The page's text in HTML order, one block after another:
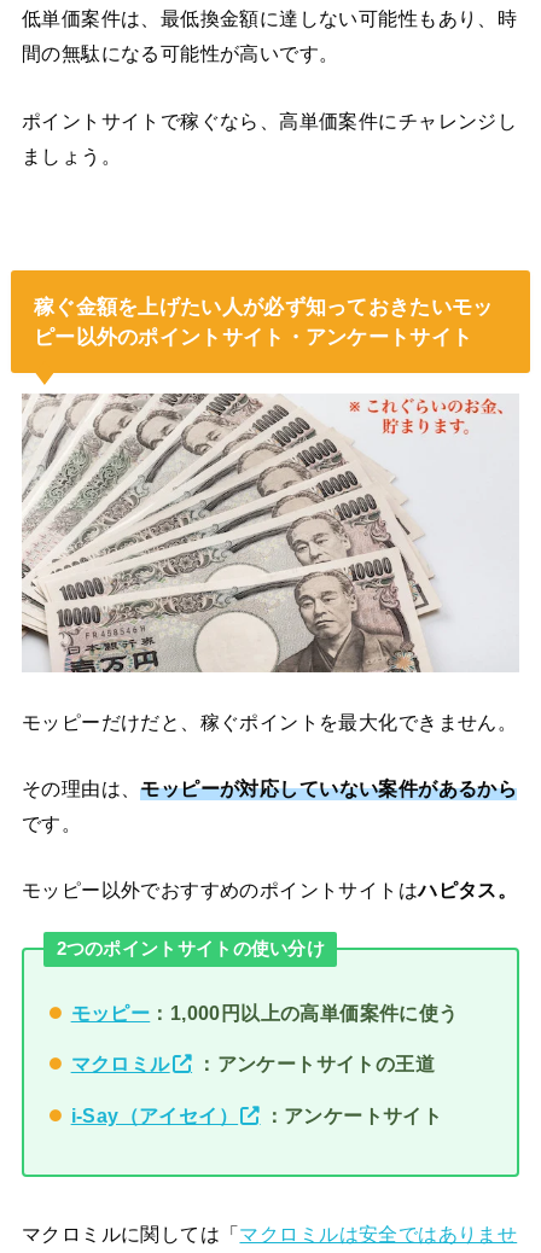
低単価案件は、最低換金額に達しない可能性もあり、時
間の無駄になる可能性が高いです。
ポイントサイトで稼ぐなら、高単価案件にチャレンジし
ましょう。
稼ぐ金額を上げたい人が必ず知っておきたいモッ
ピー以外のポイントサイト・アンケートサイト
モッピーだけだと、稼ぐポイントを最大化できません。
その理由は、モッピーが対応していない案件があるから
です。
モッピー以外でおすすめのポイントサイトはハピタス。
2つのポイントサイトの使い分け
モッピー ：1,000円以上の高単価案件に使う
マクロミル ：アンケートサイトの王道
i-Say（アイセイ） ：アンケートサイト
マクロミルに関しては「マクロミルは安全ではありませ